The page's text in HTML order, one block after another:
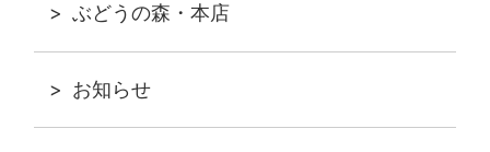
ぶどうの森・本店
お知らせ